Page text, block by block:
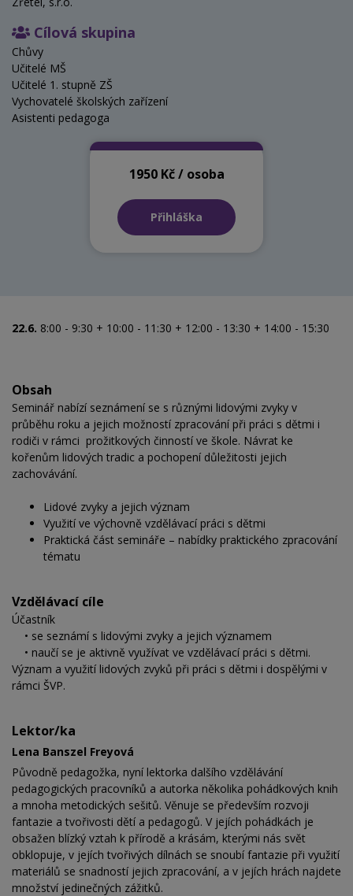
Cílová skupina
Chůvy
Učitelé MŠ
Učitelé 1. stupně ZŠ
Vychovatelé školských zařízení
Asistenti pedagoga
1950 Kč / osoba
Přihláška
22.6. 8:00 - 9:30 + 10:00 - 11:30 + 12:00 - 13:30 + 14:00 - 15:30
Obsah
Seminář nabízí seznámení se s různými lidovými zvyky v
průběhu roku a jejich možností zpracování při práci s dětmi i
rodiči v rámci prožitkových činností ve škole. Návrat ke
kořenům lidových tradic a pochopení důležitosti jejich
zachovávání.
Lidové zvyky a jejich význam
Využití ve výchovně vzdělávací práci s dětmi
Praktická část semináře – nabídky praktického zpracování
tématu
Vzdělávací cíle
Účastník
• se seznámí s lidovými zvyky a jejich významem
• naučí se je aktivně využívat ve vzdělávací práci s dětmi.
Význam a využití lidových zvyků při práci s dětmi i dospělými v
rámci ŠVP.
Lektor/ka
Lena Banszel Freyová
Původně pedagožka, nyní lektorka dalšího vzdělávání
pedagogických pracovníků a autorka několika pohádkových knih
a mnoha metodických sešitů. Věnuje se především rozvoji
fantazie a tvořivosti dětí a pedagogů. V jejích pohádkách je
obsažen blízký vztah k přírodě a krásám, kterými nás svět
obklopuje, v jejích tvořivých dílnách se snoubí fantazie při využití
materiálů se snadností jejich zpracování, a v jejích hrách najdete
množství jedinečných zážitků.